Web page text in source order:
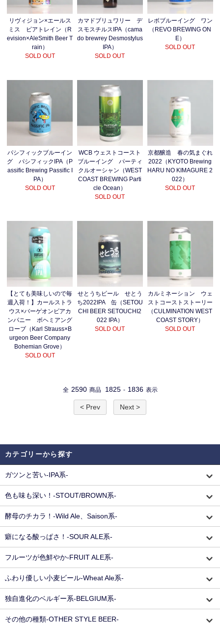
リヴィジョン×エールス
ミス ビアトレイン（R
evision×AleSmith Beer T
rain）
SOLD OUT
カマドブリュワリー デ
スモスチルスIPA（cama
do brewrey Desmostylus
IPA）
SOLD OUT
レボブルーイング ワン
（REVO BREWING ON
E）
SOLD OUT
パシフィックブルーイン
グ パシフィックIPA（P
assific Brewing Passific I
PA）
SOLD OUT
WCB ウェストコースト
ブルーイング パーティ
クルオーシャン（WEST
COAST BREWING Parti
cle Ocean）
SOLD OUT
京都醸造 春の気まぐれ
2022（KYOTO Brewing
HARU NO KIMAGURE 2
022）
SOLD OUT
【とても美味しいので毎
週入荷！】カールストラ
ウス×バーゲオンビアカ
ンパニー ボヘミアング
ローブ（Karl Strauss×B
urgeon Beer Company
Bohemian Grove）
SOLD OUT
せとうちビール せとう
ち2022IPA 缶（SETOU
CHI BEER SETOUCHI2
022 IPA）
SOLD OUT
カルミネーション ウェ
ストコーストストーリー
（CULMINATION WEST
COAST STORY）
SOLD OUT
全 2590 商品 1825 - 1836 表示
< Prev Next >
カテゴリーから探す
ガツンと苦い-IPA系-
色も味も深い！-STOUT/BROWN系-
酵母のチカラ！-Wild Ale、Saison系-
癖になる酸っぱさ！-SOUR ALE系-
フルーツが色鮮やか-FRUIT ALE系-
ふわり優しい小麦ビール-Wheat Ale系-
独自進化のベルギー系-BELGIUM系-
その他の種類-OTHER STYLE BEER-